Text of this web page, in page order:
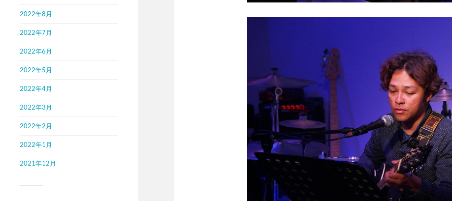
2022年8月
2022年7月
2022年6月
2022年5月
2022年4月
2022年3月
2022年2月
2022年1月
2021年12月